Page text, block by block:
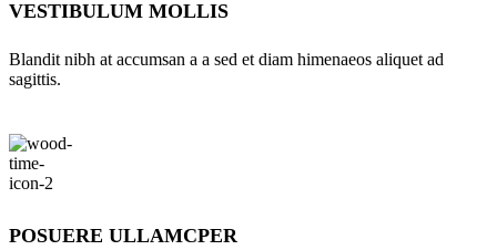
VESTIBULUM MOLLIS
Blandit nibh at accumsan a a sed et diam himenaeos aliquet ad
sagittis.
POSUERE ULLAMCPER